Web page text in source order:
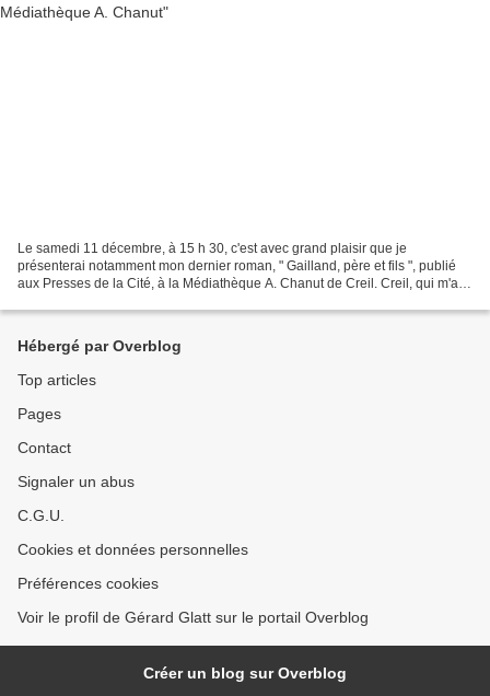
Le samedi 11 décembre, à 15 h 30, c'est avec grand plaisir que je
présenterai notamment mon dernier roman, " Gailland, père et fils ", publié
aux Presses de la Cité, à la Médiathèque A. Chanut de Creil. Creil, qui m'a
Hébergé par Overblog
Top articles
Pages
Contact
Signaler un abus
C.G.U.
Cookies et données personnelles
Préférences cookies
Voir le profil de Gérard Glatt sur le portail Overblog
Créer un blog sur Overblog